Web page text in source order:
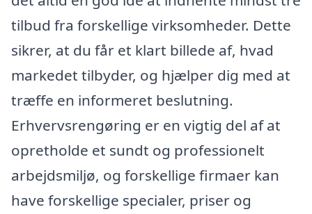
tilbud fra forskellige virksomheder. Dette
sikrer, at du får et klart billede af, hvad
markedet tilbyder, og hjælper dig med at
træffe en informeret beslutning.
Erhvervsrengøring er en vigtig del af at
opretholde et sundt og professionelt
arbejdsmiljø, og forskellige firmaer kan
have forskellige specialer, priser og